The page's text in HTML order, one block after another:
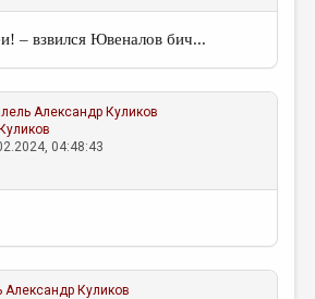
– взвился Ювеналов бич...
Александр Куликов
04:48:43
Александр Куликов